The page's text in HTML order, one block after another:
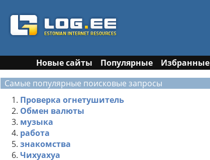
Новые сайты Популярные Избранные
Самые популярные поисковые запросы
1. Проверка огнетушитель
2. Обмен валюты
3. музыка
4. работа
5. знакомства
6. Чихуахуа